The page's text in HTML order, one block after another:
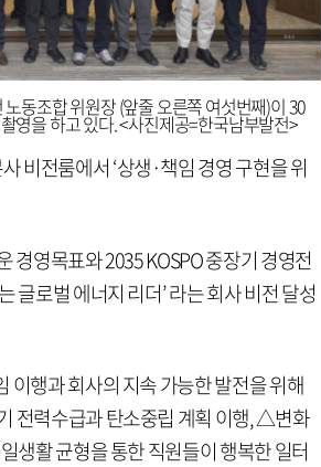
동조합 위원장 (앞줄 오른쪽 여섯번째)이 30
영을 하고 있다. <사진제공=한국남부발전>
비전룸에서 ‘상생·책임 경영 구현을 위
경영목표와 2035 KOSPO 중장기 경영전
글로벌 에너지 리더’ 라는 회사 비전 달성
이행과 회사의 지속 가능한 발전을 위해
전력수급과 탄소중립 계획 이행, △변화
생활 균형을 통한 직원들이 행복한 일터